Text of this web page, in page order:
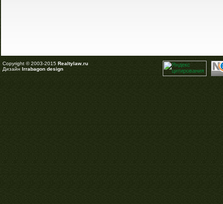
Copyright © 2003-2015 Realtylaw.ru
Дизайн Irrabagon design